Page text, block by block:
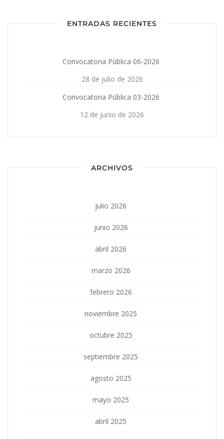
ENTRADAS RECIENTES
Convocatoria Pública 06-2026
28 de julio de 2026
Convocatoria Pública 03-2026
12 de junio de 2026
ARCHIVOS
julio 2026
junio 2026
abril 2026
marzo 2026
febrero 2026
noviembre 2025
octubre 2025
septiembre 2025
agosto 2025
mayo 2025
abril 2025